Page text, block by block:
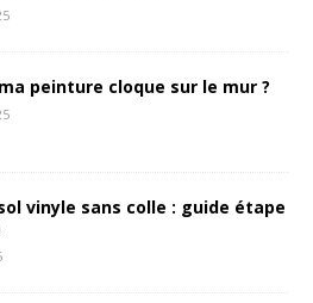
peinture cloque sur le mur ?
vinyle sans colle : guide étape